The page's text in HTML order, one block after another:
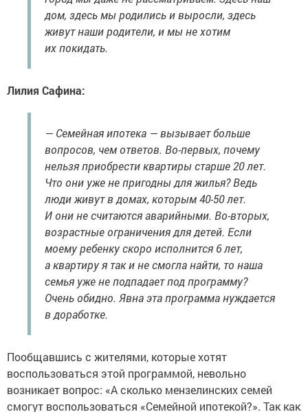
дом, здесь мы родились и выросли, здесь
живут наши родители, и мы не хотим
их покидать.
Лилия Сафина:
— Семейная ипотека — вызывает больше
вопросов, чем ответов. Во-первых, почему
нельзя приобрести квартиры старше 20 лет.
Что они уже не пригодны для жилья? Ведь
люди живут в домах, которым 40-50 лет.
И они не считаются аварийными. Во-вторых,
возрастные ограничения для детей. Если
моему ребенку скоро исполнится 6 лет,
а квартиру я так и не смогла найти, то наша
семья уже не подпадает под программу?
Очень обидно. Явна эта программа нуждается
в доработке.
Пообщавшись с жителями, которые хотят
воспользоваться этой программой, невольно
возникает вопрос: «А сколько мензелинских семей
смогут воспользоваться «Семейной ипотекой?». Так как